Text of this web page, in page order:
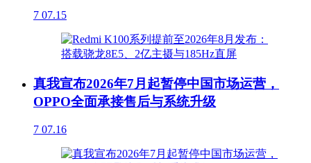
7 07.15
真我宣布2026年7月起暂停中国市场运营，
OPPO全面承接售后与系统升级
7 07.16